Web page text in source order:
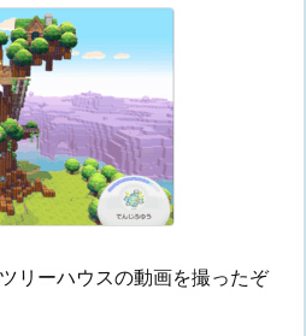
リーハウスの動画を撮ったぞ